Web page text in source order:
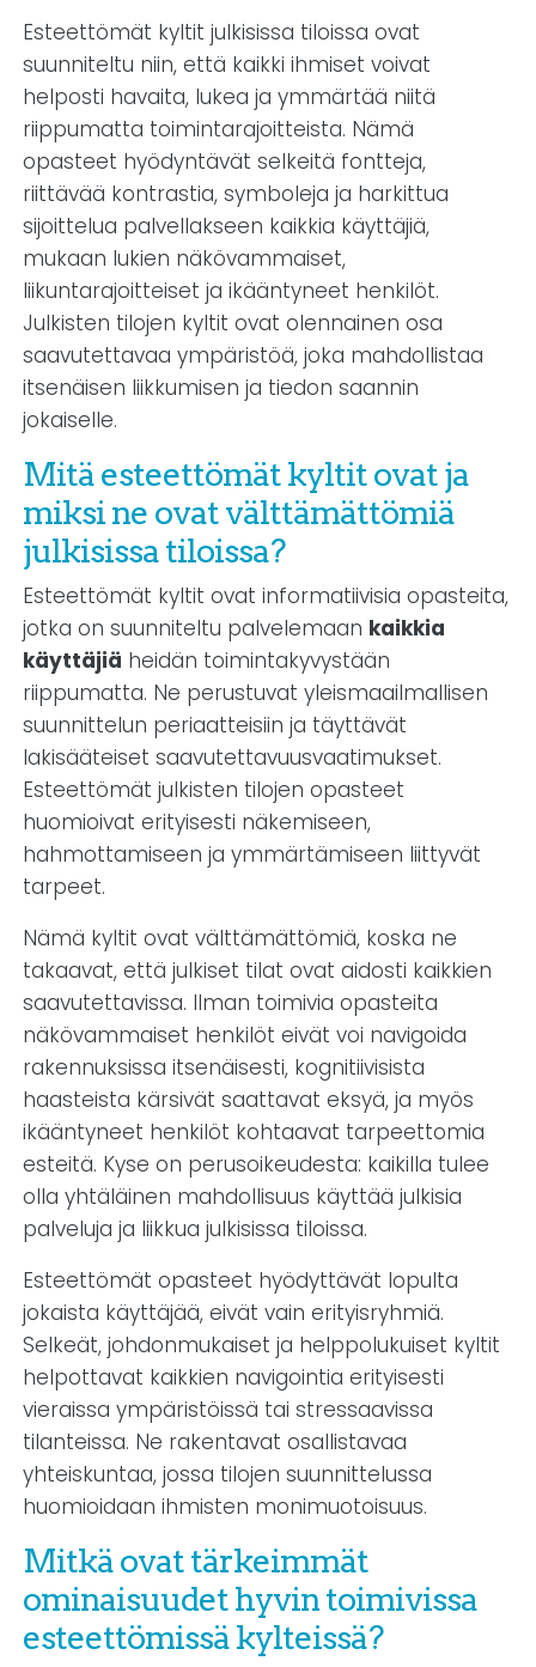
Esteettömät kyltit julkisissa tiloissa ovat
suunniteltu niin, että kaikki ihmiset voivat
helposti havaita, lukea ja ymmärtää niitä
riippumatta toimintarajoitteista. Nämä
opasteet hyödyntävät selkeitä fontteja,
riittävää kontrastia, symboleja ja harkittua
sijoittelua palvellakseen kaikkia käyttäjiä,
mukaan lukien näkövammaiset,
liikuntarajoitteiset ja ikääntyneet henkilöt.
Julkisten tilojen kyltit ovat olennainen osa
saavutettavaa ympäristöä, joka mahdollistaa
itsenäisen liikkumisen ja tiedon saannin
jokaiselle.
Mitä esteettömät kyltit ovat ja
miksi ne ovat välttämättömiä
julkisissa tiloissa?
Esteettömät kyltit ovat informatiivisia opasteita,
jotka on suunniteltu palvelemaan kaikkia
käyttäjiä heidän toimintakyvystään
riippumatta. Ne perustuvat yleismaailmallisen
suunnittelun periaatteisiin ja täyttävät
lakisääteiset saavutettavuusvaatimukset.
Esteettömät julkisten tilojen opasteet
huomioivat erityisesti näkemiseen,
hahmottamiseen ja ymmärtämiseen liittyvät
tarpeet.
Nämä kyltit ovat välttämättömiä, koska ne
takaavat, että julkiset tilat ovat aidosti kaikkien
saavutettavissa. Ilman toimivia opasteita
näkövammaiset henkilöt eivät voi navigoida
rakennuksissa itsenäisesti, kognitiivisista
haasteista kärsivät saattavat eksyä, ja myös
ikääntyneet henkilöt kohtaavat tarpeettomia
esteitä. Kyse on perusoikeudesta: kaikilla tulee
olla yhtäläinen mahdollisuus käyttää julkisia
palveluja ja liikkua julkisissa tiloissa.
Esteettömät opasteet hyödyttävät lopulta
jokaista käyttäjää, eivät vain erityisryhmiä.
Selkeät, johdonmukaiset ja helppolukuiset kyltit
helpottavat kaikkien navigointia erityisesti
vieraissa ympäristöissä tai stressaavissa
tilanteissa. Ne rakentavat osallistavaa
yhteiskuntaa, jossa tilojen suunnittelussa
huomioidaan ihmisten monimuotoisuus.
Mitkä ovat tärkeimmät
ominaisuudet hyvin toimivissa
esteettömissä kylteissä?